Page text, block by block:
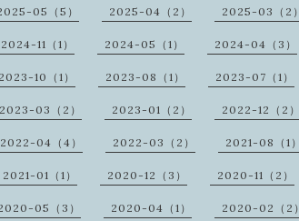
05（5） 2025-04（2） 2025-03（2）
2024-11（1） 2024-05（1） 2024-04（3）
2023-10（1） 2023-08（1） 2023-07（1）
2023-03（2） 2023-01（2） 2022-12（2）
2022-04（4） 2022-03（2） 2021-08（1）
2021-01（1） 2020-12（3） 2020-11（2）
05（3） 2020-04（1） 2020-02（2）